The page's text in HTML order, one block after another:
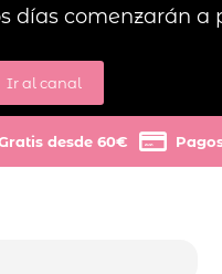
días comenzarán a
Ir al canal
desde 60€